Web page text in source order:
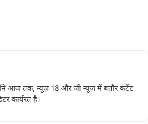
आज तक, न्यूज़ 18 और जी न्यूज़ में बतौर कंटेंट
कार्यरत है।